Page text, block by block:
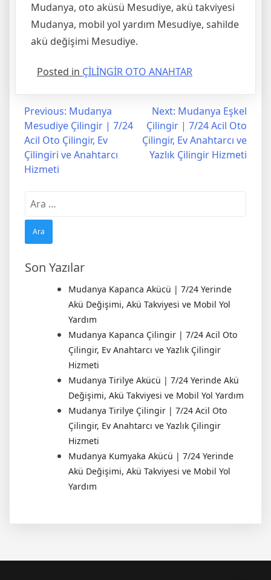
Mudanya, oto aküsü Mesudiye, akü takviyesi
Mudanya, mobil yol yardım Mesudiye, sahilde
akü değişimi Mesudiye.
Posted in ÇİLİNGİR OTO ANAHTAR
Yazı
gezinmesi
Previous: Mudanya
Mesudiye Çilingir | 7/24
Acil Oto Çilingir, Ev
Çilingiri ve Anahtarcı
Hizmeti
Next: Mudanya Eşkel
Çilingir | 7/24 Acil Oto
Çilingir, Ev Anahtarcı ve
Yazlık Çilingir Hizmeti
Arama:
Son Yazılar
Mudanya Kapanca Akücü | 7/24 Yerinde
Akü Değişimi, Akü Takviyesi ve Mobil Yol
Yardım
Mudanya Kapanca Çilingir | 7/24 Acil Oto
Çilingir, Ev Anahtarcı ve Yazlık Çilingir
Hizmeti
Mudanya Tirilye Akücü | 7/24 Yerinde Akü
Değişimi, Akü Takviyesi ve Mobil Yol Yardım
Mudanya Tirilye Çilingir | 7/24 Acil Oto
Çilingir, Ev Anahtarcı ve Yazlık Çilingir
Hizmeti
Mudanya Kumyaka Akücü | 7/24 Yerinde
Akü Değişimi, Akü Takviyesi ve Mobil Yol
Yardım